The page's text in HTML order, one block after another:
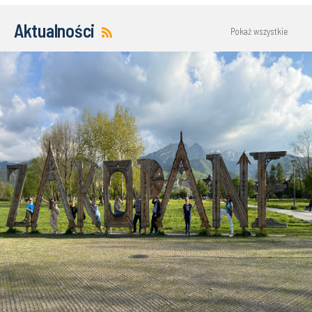
Aktualności Pokaż wszystkie